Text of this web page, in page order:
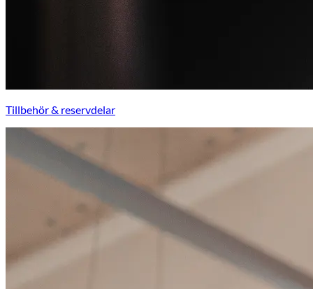
Tillbehör & reservdelar